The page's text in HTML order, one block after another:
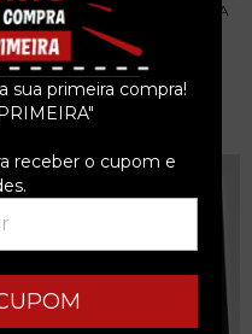
sua primeira compra!
receber o cupom e
RATOS DE PORÃO - FEIJOADA
ACIDENTE? BRAS...
R$49,99
3 x de R$16,66 sem juros